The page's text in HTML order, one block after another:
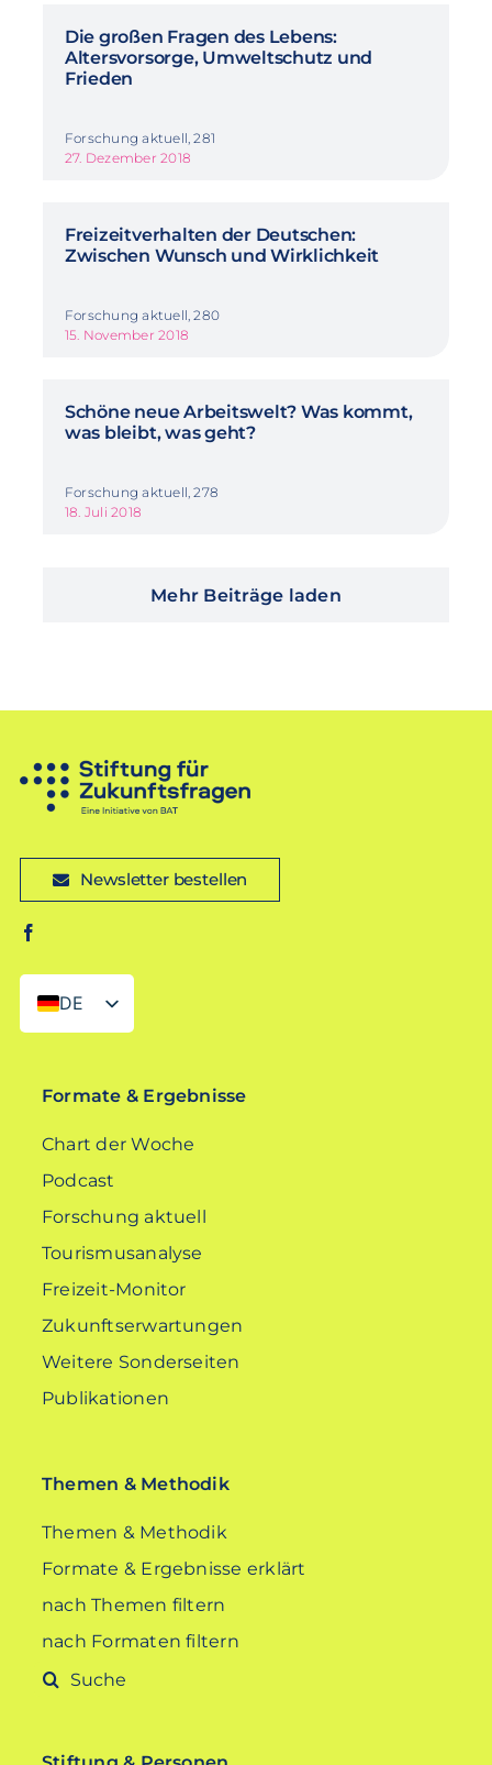
Die großen Fragen des Lebens:
Altersvorsorge, Umweltschutz und
Frieden
Forschung aktuell, 281
27. Dezember 2018
Freizeitverhalten der Deutschen:
Zwischen Wunsch und Wirklichkeit
Forschung aktuell, 280
15. November 2018
Schöne neue Arbeitswelt? Was kommt,
was bleibt, was geht?
Forschung aktuell, 278
18. Juli 2018
Mehr Beiträge laden
Newsletter bestellen
DE
EN
Formate & Ergebnisse
Chart der Woche
Podcast
Forschung aktuell
Tourismusanalyse
Freizeit-Monitor
Zukunftserwartungen
Weitere Sonderseiten
Publikationen
Themen & Methodik
Themen & Methodik
Formate & Ergebnisse erklärt
nach Themen filtern
nach Formaten filtern
Suche